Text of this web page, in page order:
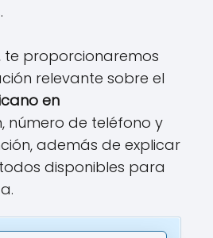
te proporcionaremos
relevante sobre el
en
número de teléfono y
además de explicar
disponibles para